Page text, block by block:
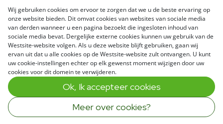
Over ons
Contacteer ons
© 2024 Westsite
All rights reserved
Disclaimer
Privacybeleid
Cookies
Wij gebruiken cookies om ervoor te zorgen dat we u de beste ervaring op
onze website bieden. Dit omvat cookies van websites van sociale media
van derden wanneer u een pagina bezoekt die ingesloten inhoud van
sociale media bevat. Dergelijke externe cookies kunnen uw gebruik van de
Westsite-website volgen. Als u deze website blijft gebruiken, gaan wij
ervan uit dat u alle cookies op de Westsite-website zult ontvangen. U kunt
uw cookie-instellingen echter op elk gewenst moment wijzigen door uw
cookies voor dit domein te verwijderen.
Ok, Ik accepteer cookies
Meer over cookies?